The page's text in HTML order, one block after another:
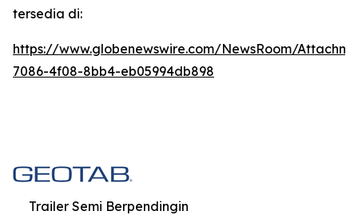
tersedia di:
https://www.globenewswire.com/NewsRoom/
7086-4f08-8bb4-eb05994db898
Trailer Semi Berpendingin